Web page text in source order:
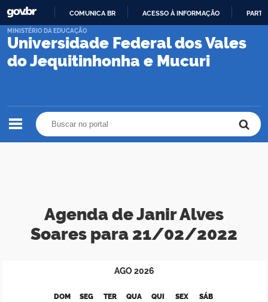
PARA
CONTEÚDO
COMUNICA BR ACESSO À INFORMAÇÃO
Universidade Federal dos Vales
do Jequitinhonha e Mucuri
MINISTÉRIO DA EDUCAÇÃO
Agenda de Janir Alves
Soares para 21/02/2022
AGO 2026
DOM SEG TER QUA QUI SEX SÁB